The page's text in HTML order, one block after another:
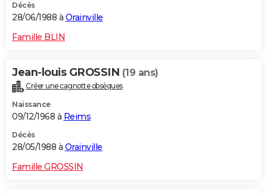
Décès
28/06/1988 à Orainville
Famille BLIN
Jean-louis GROSSIN (19 ans)
Créer une cagnotte obsèques
Naissance
09/12/1968 à Reims
Décès
28/05/1988 à Orainville
Famille GROSSIN